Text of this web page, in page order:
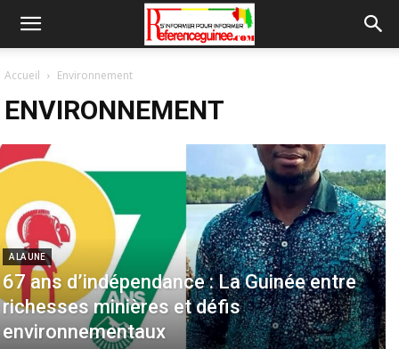
Accueil Environnement
ENVIRONNEMENT
A LA UNE
67 ans d’indépendance : La Guinée entre
richesses minières et défis
environnementaux